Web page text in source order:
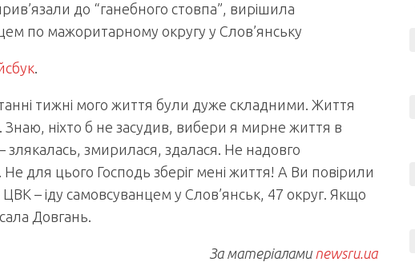
до “ганебного стовпа”, вирішила
по мажоритарному округу у Слов’янську
.
тижні мого життя були дуже складними. Життя
ніхто б не засудив, вибери я мирне життя в
злякалась, змирилася, здалася. Не надовго
для цього Господь зберіг мені життя! А Ви повірили
– іду самовсуванцем у Слов’янськ, 47 округ. Якщо
Довгань.
За матеріалами newsru.ua